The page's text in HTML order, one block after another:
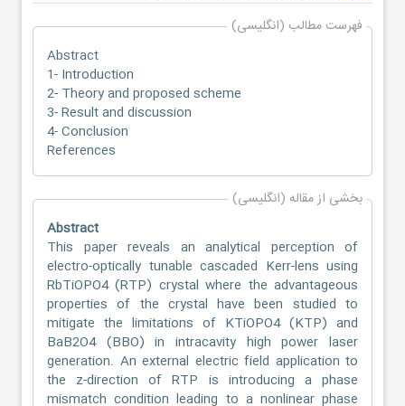
فهرست مطالب (انگلیسی)
Abstract
1- Introduction
2- Theory and proposed scheme
3- Result and discussion
4- Conclusion
References
بخشی از مقاله (انگلیسی)
Abstract
This paper reveals an analytical perception of
electro-optically tunable cascaded Kerr-lens using
RbTiOPO4 (RTP) crystal where the advantageous
properties of the crystal have been studied to
mitigate the limitations of KTiOPO4 (KTP) and
BaB2O4 (BBO) in intracavity high power laser
generation. An external electric field application to
the z-direction of RTP is introducing a phase
mismatch condition leading to a nonlinear phase